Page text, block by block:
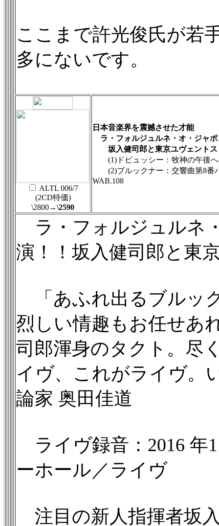
ここまで許光俊氏が若
多にないです。
ALTL 006/7
(2CD特価)
\2800→\2590
日本音楽界を震撼させた才能
ラ・フォルジュルネ・オ・ジャポ
坂入健司郎と東京ユヴェントス
(1)ドビュッシー：牧神の午後へ
(2)ブルックナー：交響曲第8番
WAB.108
ラ・フォルジュルネ
演！！坂入健司郎と東
「あふれ出るブルッ
烈しい情趣もお任せあ
司郎渾身のタクト。尽
イヴ、これがライヴ。
論家 奥田佳道
ライヴ録音：2016 年
ーホール／ライヴ
注目の新人指揮者坂